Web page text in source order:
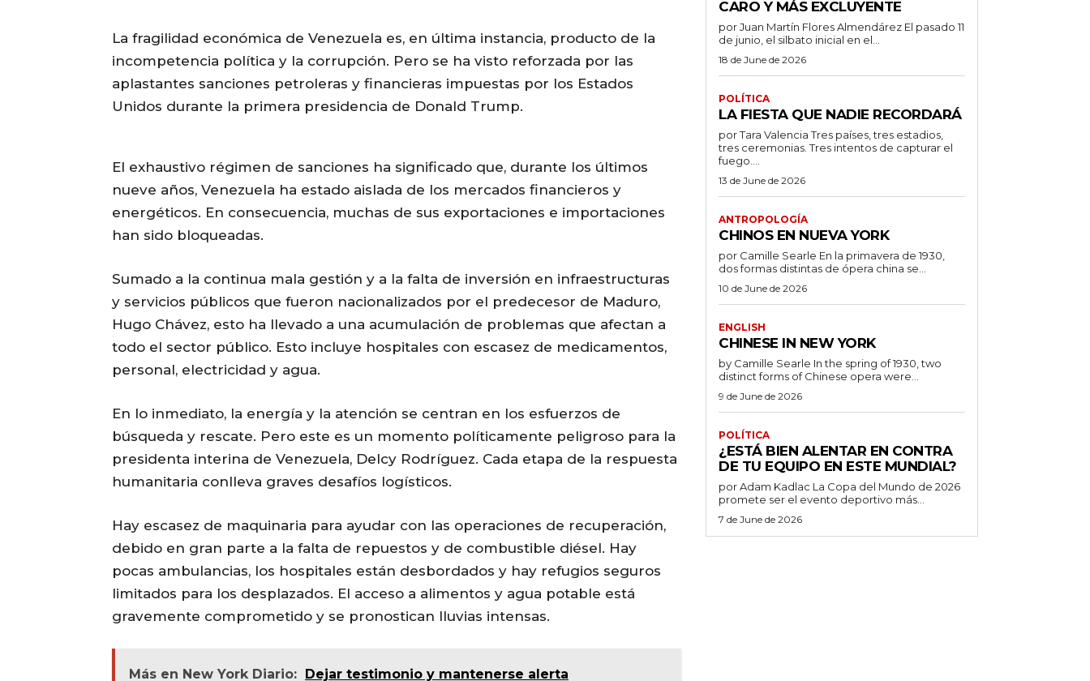
La fragilidad económica de Venezuela es, en última instancia, producto de la
incompetencia política y la corrupción. Pero se ha visto reforzada por las
aplastantes sanciones petroleras y financieras impuestas por los Estados
Unidos durante la primera presidencia de Donald Trump.
El exhaustivo régimen de sanciones ha significado que, durante los últimos
nueve años, Venezuela ha estado aislada de los mercados financieros y
energéticos. En consecuencia, muchas de sus exportaciones e importaciones
han sido bloqueadas.
Sumado a la continua mala gestión y a la falta de inversión en infraestructuras
y servicios públicos que fueron nacionalizados por el predecesor de Maduro,
Hugo Chávez, esto ha llevado a una acumulación de problemas que afectan a
todo el sector público. Esto incluye hospitales con escasez de medicamentos,
personal, electricidad y agua.
En lo inmediato, la energía y la atención se centran en los esfuerzos de
búsqueda y rescate. Pero este es un momento políticamente peligroso para la
presidenta interina de Venezuela, Delcy Rodríguez. Cada etapa de la respuesta
humanitaria conlleva graves desafíos logísticos.
Hay escasez de maquinaria para ayudar con las operaciones de recuperación,
debido en gran parte a la falta de repuestos y de combustible diésel. Hay
pocas ambulancias, los hospitales están desbordados y hay refugios seguros
limitados para los desplazados. El acceso a alimentos y agua potable está
gravemente comprometido y se pronostican lluvias intensas.
Más en New York Diario: Dejar testimonio y mantenerse alerta
CARO Y MÁS EXCLUYENTE
por Juan Martín Flores Almendárez El pasado 11
de junio, el silbato inicial en el...
18 de June de 2026
POLÍTICA
LA FIESTA QUE NADIE RECORDARÁ
por Tara Valencia Tres países, tres estadios,
tres ceremonias. Tres intentos de capturar el
fuego....
13 de June de 2026
ANTROPOLOGÍA
CHINOS EN NUEVA YORK
por Camille Searle En la primavera de 1930,
dos formas distintas de ópera china se...
10 de June de 2026
ENGLISH
CHINESE IN NEW YORK
by Camille Searle In the spring of 1930, two
distinct forms of Chinese opera were...
9 de June de 2026
POLÍTICA
¿ESTÁ BIEN ALENTAR EN CONTRA
DE TU EQUIPO EN ESTE MUNDIAL?
por Adam Kadlac La Copa del Mundo de 2026
promete ser el evento deportivo más...
7 de June de 2026